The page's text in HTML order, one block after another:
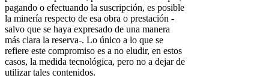
pagando o efectuando la suscripción, es posible
la minería respecto de esa obra o prestación -
salvo que se haya expresado de una manera
más clara la reserva-. Lo único a lo que se
refiere este compromiso es a no eludir, en estos
casos, la medida tecnológica, pero no a dejar de
utilizar tales contenidos.